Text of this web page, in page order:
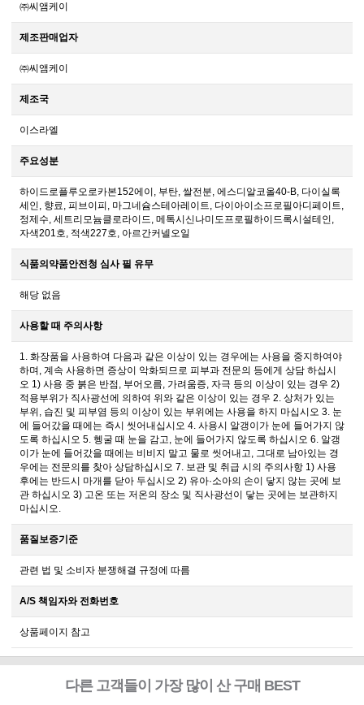
㈜씨앰케이
제조판매업자
㈜씨앰케이
제조국
이스라엘
주요성분
하이드로플루오로카본152에이, 부탄, 쌀전분, 에스디알코올40-B, 다이실록
세인, 향료, 피브이피, 마그네슘스테아레이트, 다이아이소프로필아디페이트,
정제수, 세트리모늄클로라이드, 메톡시신나미도프로필하이드록시설테인,
자색201호, 적색227호, 아르간커넬오일
식품의약품안전청 심사 필 유무
해당 없음
사용할 때 주의사항
1. 화장품을 사용하여 다음과 같은 이상이 있는 경우에는 사용을 중지하여야
하며, 계속 사용하면 증상이 악화되므로 피부과 전문의 등에게 상담 하십시
오 1) 사용 중 붉은 반점, 부어오름, 가려움증, 자극 등의 이상이 있는 경우 2)
적용부위가 직사광선에 의하여 위와 같은 이상이 있는 경우 2. 상처가 있는
부위, 습진 및 피부염 등의 이상이 있는 부위에는 사용을 하지 마십시오 3. 눈
에 들어갔을 때에는 즉시 씻어내십시오 4. 사용시 알갱이가 눈에 들어가지 않
도록 하십시오 5. 헹굴 때 눈을 감고, 눈에 들어가지 않도록 하십시오 6. 알갱
이가 눈에 들어갔을 때에는 비비지 말고 물로 씻어내고, 그대로 남아있는 경
우에는 전문의를 찾아 상담하십시오 7. 보관 및 취급 시의 주의사항 1) 사용
후에는 반드시 마개를 닫아 두십시오 2) 유아·소아의 손이 닿지 않는 곳에 보
관 하십시오 3) 고온 또는 저온의 장소 및 직사광선이 닿는 곳에는 보관하지
마십시오.
품질보증기준
관련 법 및 소비자 분쟁해결 규정에 따름
A/S 책임자와 전화번호
상품페이지 참고
다른 고객들이 가장 많이 산 구매 BEST